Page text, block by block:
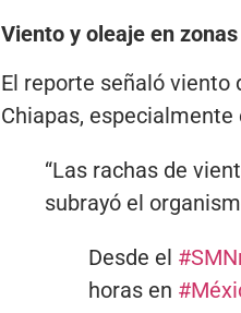
Viento y oleaje en
El reporte señaló viento
Chiapas, especialmente
“Las rachas de
subrayó el
Desde el
horas en